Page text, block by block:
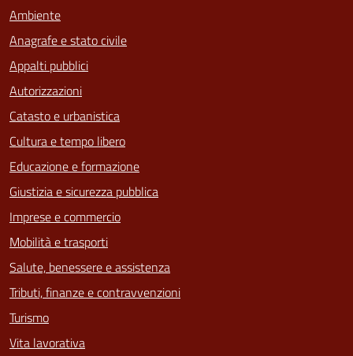
Ambiente
Anagrafe e stato civile
Appalti pubblici
Autorizzazioni
Catasto e urbanistica
Cultura e tempo libero
Educazione e formazione
Giustizia e sicurezza pubblica
Imprese e commercio
Mobilità e trasporti
Salute, benessere e assistenza
Tributi, finanze e contravvenzioni
Turismo
Vita lavorativa